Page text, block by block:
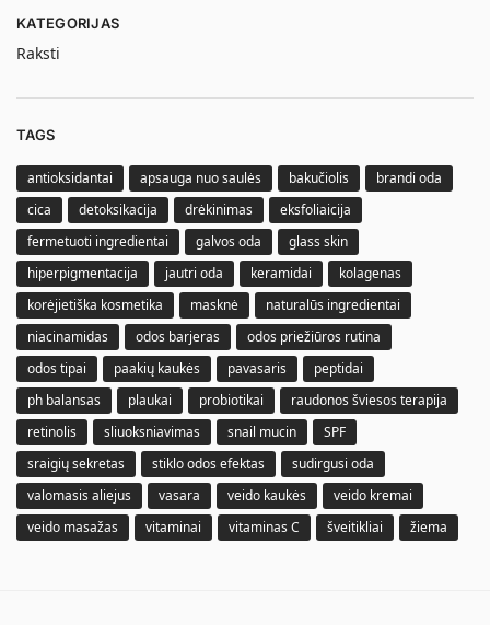
KATEGORIJAS
Raksti
TAGS
antioksidantai apsauga nuo saulės bakučiolis
brandi oda
cica
detoksikacija drėkinimas
eksfoliaicija
fermetuoti ingredientai
galvos oda
glass skin
hiperpigmentacija
jautri oda keramidai
kolagenas
korėjietiška kosmetika
masknė
naturalūs ingredientai
niacinamidas
odos barjeras
odos priežiūros rutina
odos tipai
paakių kaukės pavasaris
peptidai
ph balansas
plaukai probiotikai
raudonos šviesos terapija
retinolis
sliuoksniavimas snail mucin
SPF
sraigių sekretas
stiklo odos efektas
sudirgusi oda
valomasis aliejus
vasara veido kaukės
veido kremai
veido masažas
vitaminai vitaminas C šveitikliai žiema